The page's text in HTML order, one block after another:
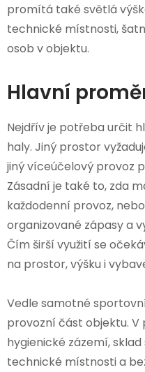
promítá také světlá
technické místnosti,
osob v objektu.
Hlavní
Nejdřív je potřeba určit
haly. Jiný prostor
jiný víceúčelový provoz
Zásadní je také to, zda
každodenní provoz,
organizované zápasy a
Čím širší využití se
na prostor, výšku i
Vedle samotné
provozní část objektu. V
hygienické zázemí,
technické místnosti a